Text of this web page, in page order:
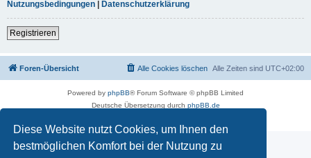
Diese Website nutzt Cookies, um Ihnen den
bestmöglichen Komfort bei der Nutzung zu
Nutzungsbedingungen | Datenschutzerklärung
Registrieren
Foren-Übersicht Alle Zeiten sind UTC+02:00
Alle Cookies löschen
Powered by phpBB® Forum Software © phpBB Limited
Deutsche Übersetzung durch phpBB.de